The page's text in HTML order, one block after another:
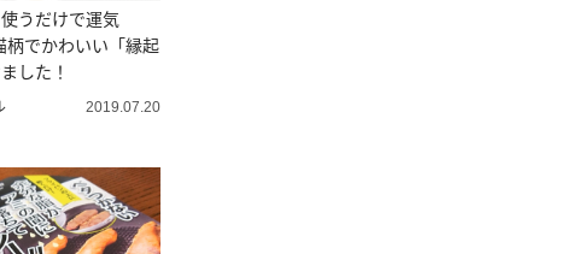
使うだけで運気
柄でかわいい「縁起
した！
2019.07.20